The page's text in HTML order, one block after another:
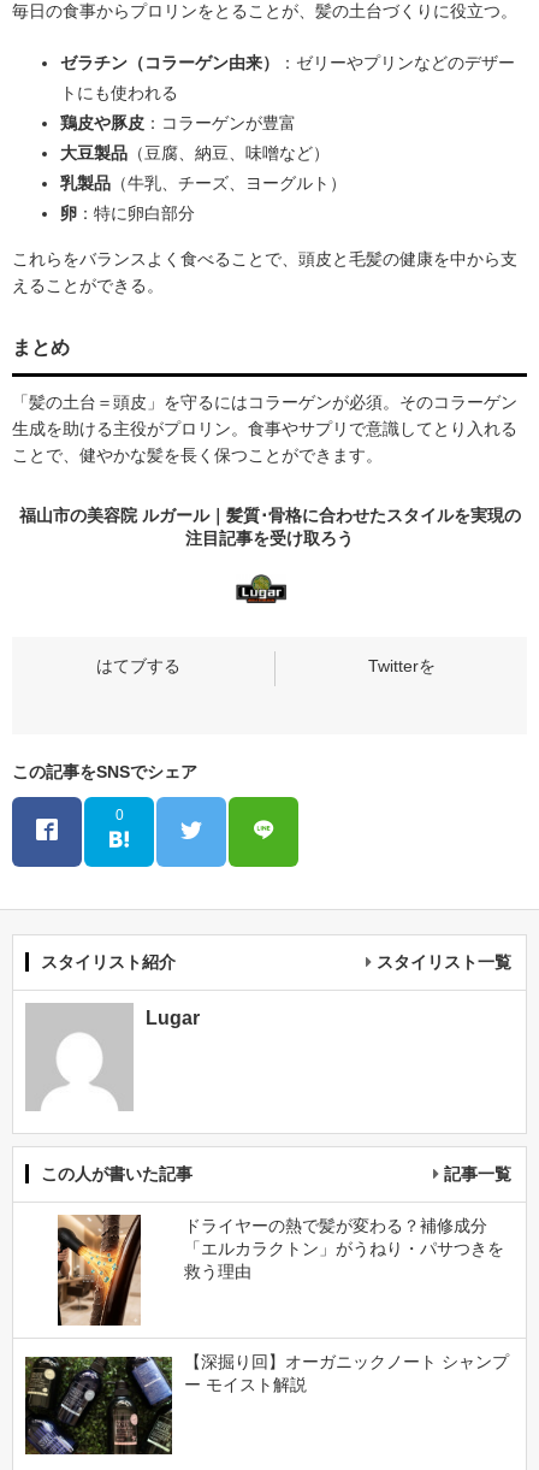
毎日の食事からプロリンをとることが、髪の土台づくりに役立つ。
ゼラチン（コラーゲン由来）
：ゼリーやプリンなどのデザー
トにも使われる
鶏皮や豚皮 ：コラーゲンが豊富
大豆製品 （豆腐、納豆、味噌など）
乳製品 （牛乳、チーズ、ヨーグルト）
卵 ：特に卵白部分
これらをバランスよく食べることで、頭皮と毛髪の健康を中から支
えることができる。
まとめ
「髪の土台＝頭皮」を守るにはコラーゲンが必須。そのコラーゲン
生成を助ける主役がプロリン。食事やサプリで意識してとり入れる
ことで、健やかな髪を長く保つことができます。
福山市の美容院 ルガール｜髪質･骨格に合わせたスタイルを実現の
注目記事を受け取ろう
この記事をSNSでシェア
0
スタイリスト紹介 スタイリスト一覧
Lugar
この人が書いた記事 記事一覧
ドライヤーの熱で髪が変わる？補修成分
「エルカラクトン」がうねり・パサつきを
救う理由
【深掘り回】オーガニックノート シャンプ
ー モイスト解説